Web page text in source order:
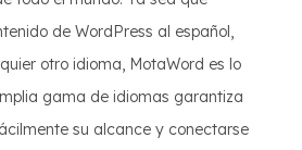
de WordPress al español,
otro idioma, MotaWord es lo
gama de idiomas garantiza
su alcance y conectarse